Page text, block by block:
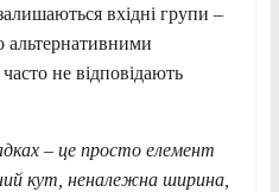
вхідні групи –
альтернативними
не відповідають
– це просто елемент
кут, неналежна ширина,